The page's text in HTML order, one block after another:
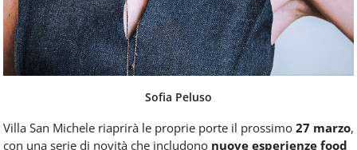
Sofia Peluso
Villa San Michele riaprirà le proprie porte il prossimo 27 marzo,
con una serie di novità che includono nuove esperienze food